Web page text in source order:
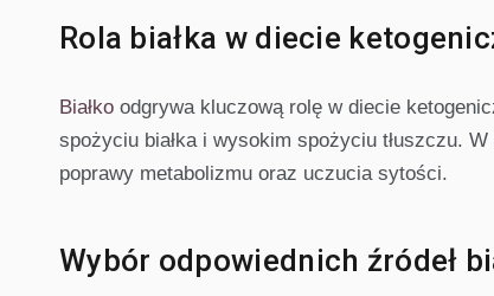
Rola białka w diecie
Białko odgrywa kluczową rolę w diecie
spożyciu białka i wysokim spożyciu tłuszczu.
poprawy metabolizmu oraz uczucia sytości.
Wybór odpowiednich źródeł